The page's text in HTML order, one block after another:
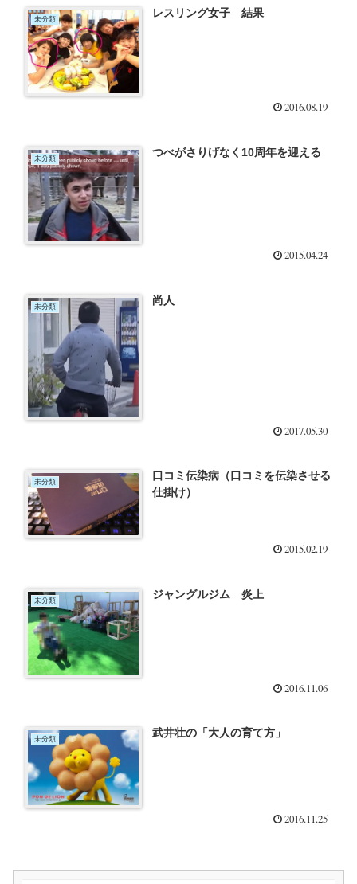
未分類 レスリング女子 結果
2016.08.19
未分類 つべがさりげなく10周年を迎える
2015.04.24
未分類 尚人
2017.05.30
未分類
口コミ伝染病（口コミを伝染させる
仕掛け）
2015.02.19
未分類 ジャングルジム 炎上
2016.11.06
未分類 武井壮の「大人の育て方」
2016.11.25